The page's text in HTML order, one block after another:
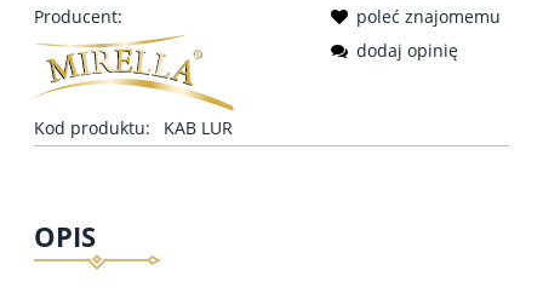
Producent:
Kod produktu: KAB LUR
poleć znajomemu
dodaj opinię
OPIS